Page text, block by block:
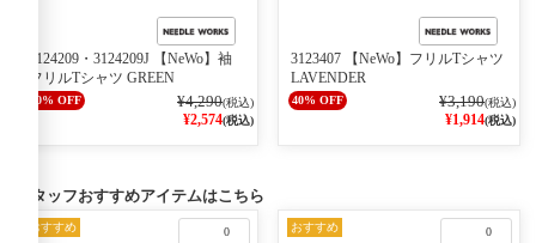
40% OFF
3124209・3124209J 【NeWo】袖
フリルTシャツ GREEN
¥4,290(税込)
¥2,574(税込)
40% OFF
3123407 【NeWo】フリルTシャツ
LAVENDER
¥3,190(税込)
¥1,914(税込)
スタッフおすすめアイテムはこちら
0
おすすめ 0
おすすめ